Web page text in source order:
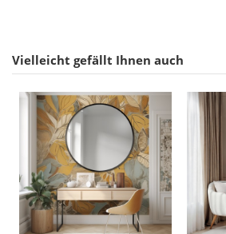
Vielleicht gefällt Ihnen auch